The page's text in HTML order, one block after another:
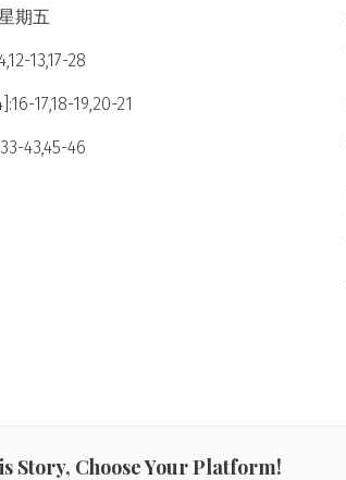
期五
13,17-28
17,18-19,20-21
43,45-46
Story, Choose Your Platform!